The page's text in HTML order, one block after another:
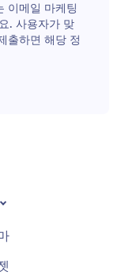
이메일 마케팅
. 사용자가 맞
출하면 해당 정